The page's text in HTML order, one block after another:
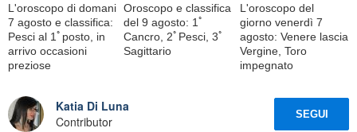
L'oroscopo di domani
7 agosto e classifica:
Pesci al 1ﾟposto, in
arrivo occasioni
preziose
Oroscopo e classifica
del 9 agosto: 1ﾟ
Cancro, 2ﾟPesci, 3ﾟ
Sagittario
L'oroscopo del
giorno venerdì 7
agosto: Venere lascia
Vergine, Toro
impegnato
Katia Di Luna
Contributor
SEGUI